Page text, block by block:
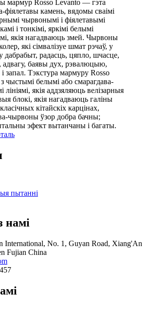
мармур Rosso Levanto — гэта
фіялетавы камень, вядомы сваімі
чырвонымі і фіялетавымі
і тонкімі, яркімі белымі
якія нагадваюць змей. Чырвоны
які сімвалізуе шмат рэчаў, у
дабрабыт, радасць, цяпло, шчасце,
адвагу, баявы дух, рэвалюцыю,
і запал. Тэкстура мармуру Rosso
чыстымі белымі або смарагдава-
лініямі, якія аддзяляюць велізарныя
блокі, якія нагадваюць галіны
кітайскіх карцінах,
чырвоны ўзор добра бачны;
эфект вытанчаны і багаты.
пытанні
намі
International, No. 1, Guyan Road, Xiang'An
Fujian China